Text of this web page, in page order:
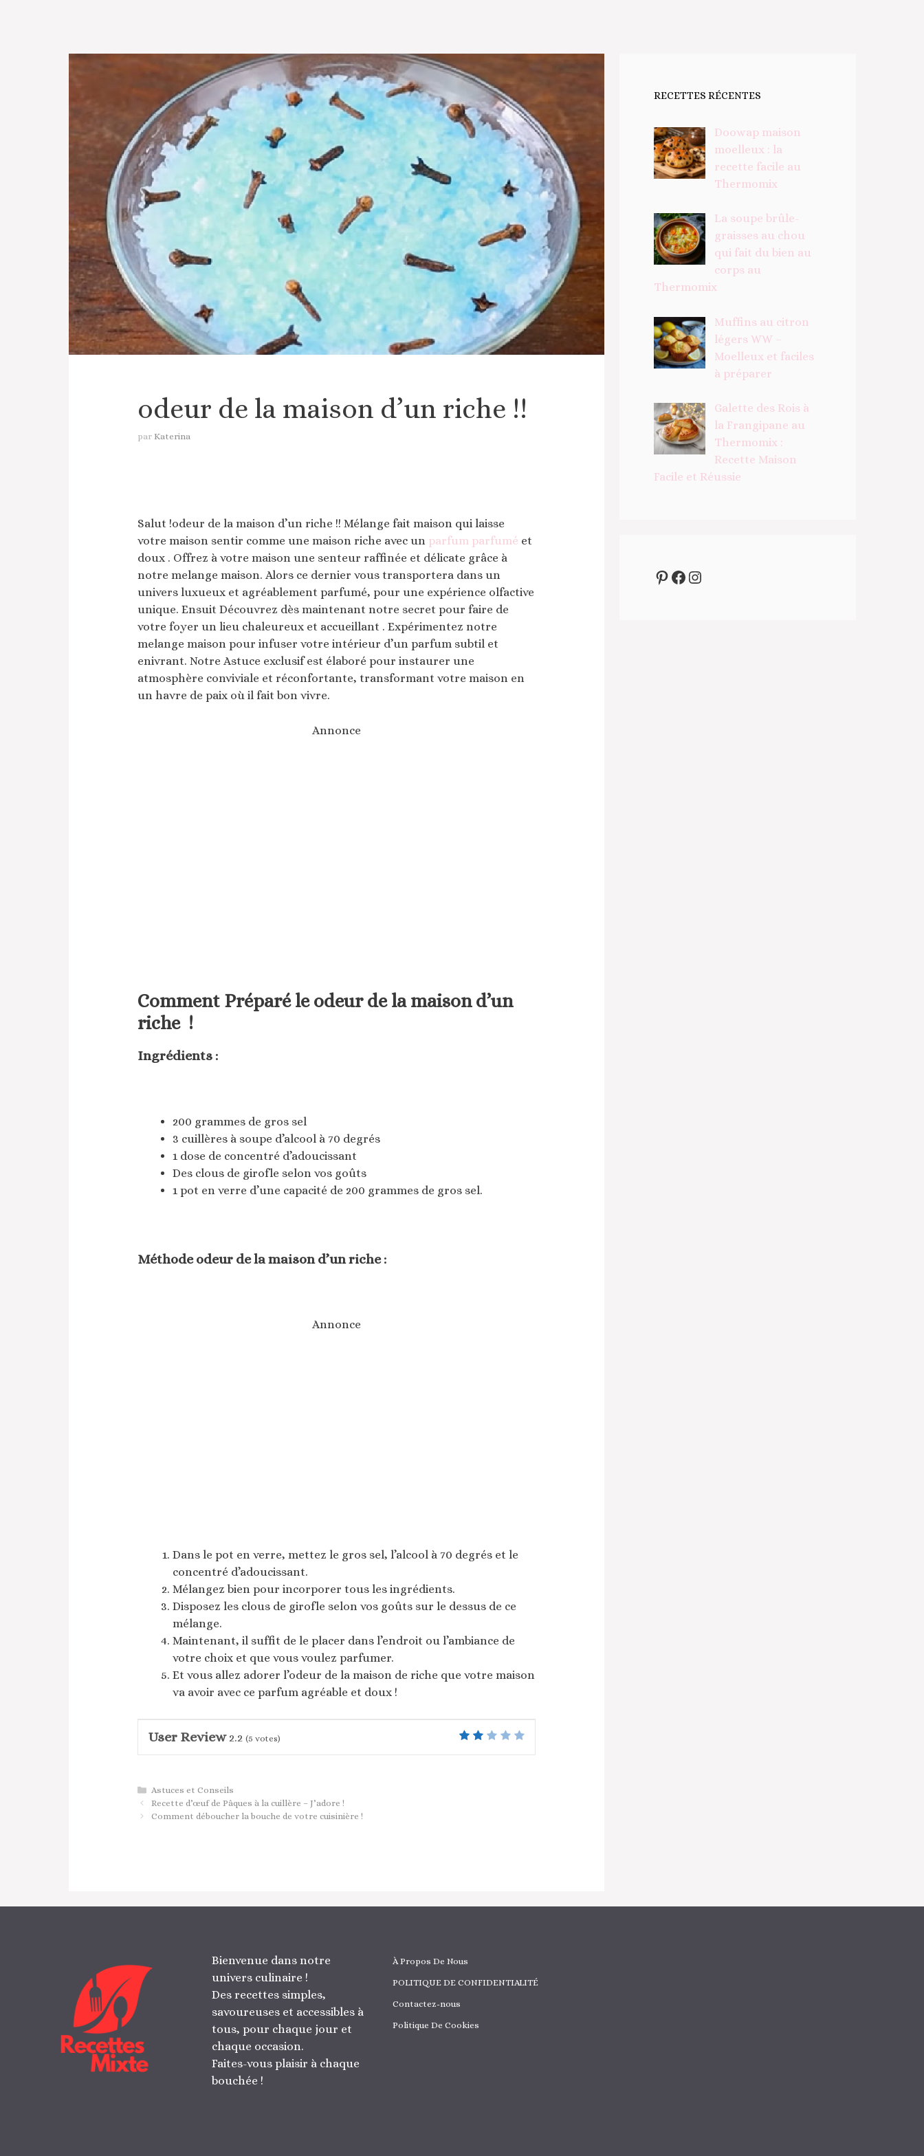
odeur de la maison d’un riche !!
par Katerina
Salut !odeur de la maison d’un riche !! Mélange fait maison qui laisse
votre maison sentir comme une maison riche avec un parfum parfumé et
doux . Offrez à votre maison une senteur raffinée et délicate grâce à
notre melange maison. Alors ce dernier vous transportera dans un
univers luxueux et agréablement parfumé, pour une expérience olfactive
unique. Ensuit Découvrez dès maintenant notre secret pour faire de
votre foyer un lieu chaleureux et accueillant . Expérimentez notre
melange maison pour infuser votre intérieur d’un parfum subtil et
enivrant. Notre Astuce exclusif est élaboré pour instaurer une
atmosphère conviviale et réconfortante, transformant votre maison en
un havre de paix où il fait bon vivre.
Annonce
Comment Préparé le odeur de la maison d’un
riche !
Ingrédients :
200 grammes de gros sel
3 cuillères à soupe d’alcool à 70 degrés
1 dose de concentré d’adoucissant
Des clous de girofle selon vos goûts
1 pot en verre d’une capacité de 200 grammes de gros sel.
Méthode odeur de la maison d’un riche :
Annonce
Dans le pot en verre, mettez le gros sel, l’alcool à 70 degrés et le
concentré d’adoucissant.
Mélangez bien pour incorporer tous les ingrédients.
Disposez les clous de girofle selon vos goûts sur le dessus de ce
mélange.
Maintenant, il suffit de le placer dans l’endroit ou l’ambiance de
votre choix et que vous voulez parfumer.
Et vous allez adorer l’odeur de la maison de riche que votre maison
va avoir avec ce parfum agréable et doux !
User Review 2.2 (5 votes)
Catégories
Astuces et Conseils
Recette d’œuf de Pâques à la cuillère – J’adore !
Comment déboucher la bouche de votre cuisinière !
RECETTES RÉCENTES
Doowap maison
moelleux : la
recette facile au
Thermomix
La soupe brûle-
graisses au chou
qui fait du bien au
corps au
Thermomix
Muffins au citron
légers WW –
Moelleux et faciles
à préparer
Galette des Rois à
la Frangipane au
Thermomix :
Recette Maison
Facile et Réussie
Pinterest
Facebook
Instagram
Bienvenue dans notre
univers culinaire !
Des recettes simples,
savoureuses et accessibles à
tous, pour chaque jour et
chaque occasion.
Faites-vous plaisir à chaque
bouchée !
À Propos De Nous
POLITIQUE DE CONFIDENTIALITÉ
Contactez-nous
Politique De Cookies